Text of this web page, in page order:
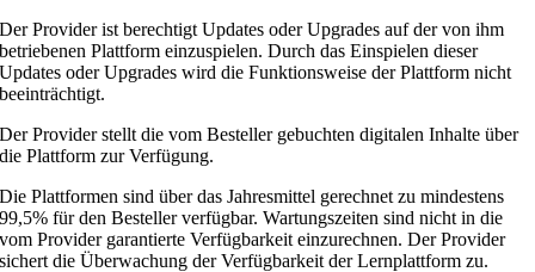
Der Provider ist berechtigt Updates oder Upgrades auf der von ihm
betriebenen Plattform einzuspielen. Durch das Einspielen dieser
Updates oder Upgrades wird die Funktionsweise der Plattform nicht
beeinträchtigt.
Der Provider stellt die vom Besteller gebuchten digitalen Inhalte über
die Plattform zur Verfügung.
Die Plattformen sind über das Jahresmittel gerechnet zu mindestens
99,5% für den Besteller verfügbar. Wartungszeiten sind nicht in die
vom Provider garantierte Verfügbarkeit einzurechnen. Der Provider
sichert die Überwachung der Verfügbarkeit der Lernplattform zu.